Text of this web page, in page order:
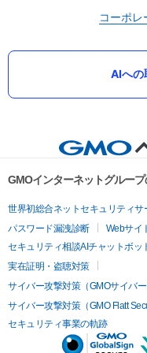
コーポレ
AIへの
GMOインターネットグルー
世界初総合ネットセキュリティサ
パスワード漏洩診断
Webサイ
セキュリティ相談AIチャットボッ
実在証明・盗聴対策
サイバー攻撃対策（GMOサイバ
サイバー攻撃対策（GMO Flatt
セキュリティ事業の軌跡